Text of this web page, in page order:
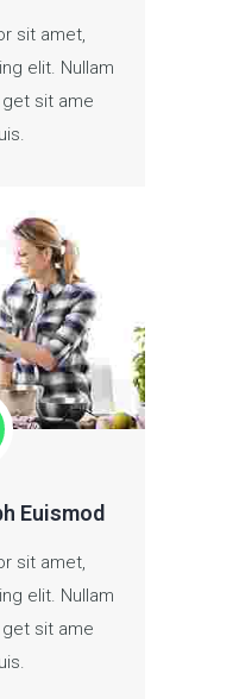
sit amet,
elit. Nullam
sit ame
Euismod
sit amet,
elit. Nullam
sit ame